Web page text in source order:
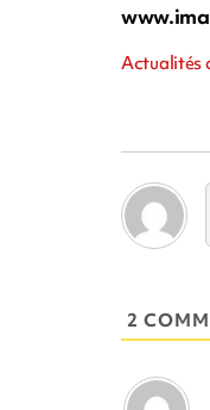
Actualités
2